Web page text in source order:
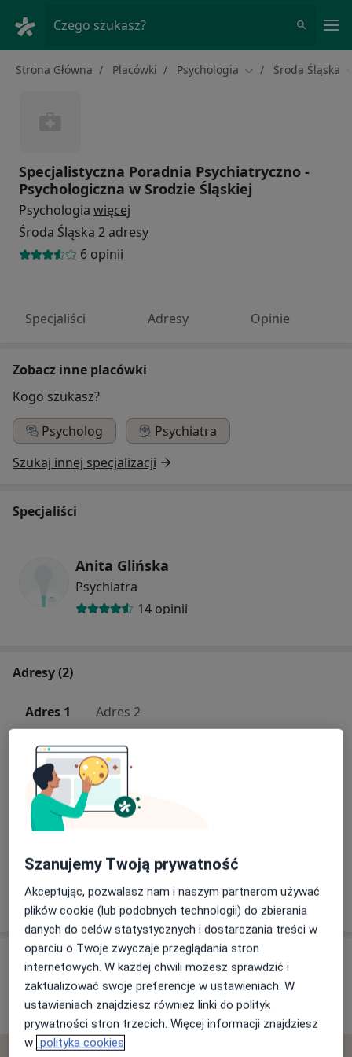
Czego szukasz?
Strona Główna Placówki Psychologia Zmień miasto
Środa Śląska
Specjalistyczna Poradnia Psychiatryczno -
Psychologiczna w Srodzie Śląskiej
Psychologia więcej
Środa Śląska 2 adresy
6 opinii
Specjaliści Adresy Opinie
Zobacz inne placówki
Kogo szukasz?
Psycholog
Psychiatra
Szukaj innej specjalizacji
Specjaliści
Anita Glińska
Psychiatra
14 opinii
Adresy (2)
Adres 1 Adres 2
Powiększ mapę
Specjalistyczna Poradnia Psychiatryczno - Psychologiczna
ul. Targowa 1F, 55-300 Środa Śląska
Opinie o specjalistach (6)
6 opinii
Szanujemy Twoją prywatność
Akceptując, pozwalasz nam i naszym partnerom używać
plików cookie (lub podobnych technologii) do zbierania
danych do celów statystycznych i dostarczania treści w
oparciu o Twoje zwyczaje przeglądania stron
internetowych. W każdej chwili możesz sprawdzić i
zaktualizować swoje preferencje w ustawieniach. W
ustawieniach znajdziesz również linki do polityk
prywatności stron trzecich. Więcej informacji znajdziesz
w polityka cookies